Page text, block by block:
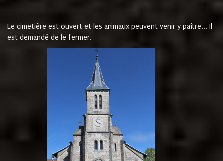
Le cimetière est ouvert et les animaux peuvent venir y paître... Il
est demandé de le fermer.